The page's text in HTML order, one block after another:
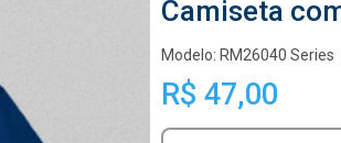
Camiseta
Modelo: RM26040 Series
R$ 47,00